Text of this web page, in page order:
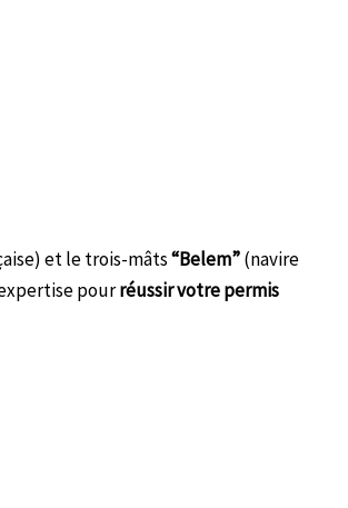
et le trois-mâts“Belem”(navire
pourréussir votre permis